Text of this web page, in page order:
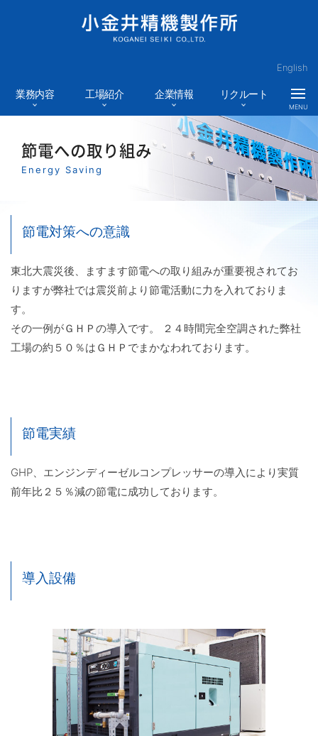
English
業務内容 工場紹介 企業情報 リクルート
MENU
節電への取り組み
Energy Saving
節電対策への意識
東北大震災後、ますます節電への取り組みが重要視されてお
りますが弊社では震災前より節電活動に力を入れておりま
す。
その一例がＧＨＰの導入です。 ２４時間完全空調された弊社
工場の約５０％はＧＨＰでまかなわれております。
節電実績
GHP、エンジンディーゼルコンプレッサーの導入により実質
前年比２５％減の節電に成功しております。
導入設備